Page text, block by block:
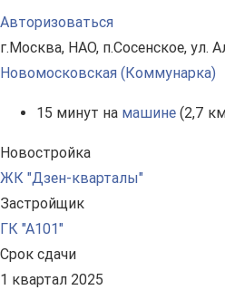
Авторизоваться
г.Москва, НАО, п.Сосенское, ул.
Новомосковская (Коммунарка)
15 минут на машине (2,7
Новостройка
ЖК "Дзен-кварталы"
Застройщик
ГК "А101"
Срок сдачи
1 квартал 2025